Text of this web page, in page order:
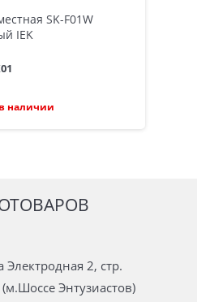
SK-F01W
IEK
в наличии
2, стр.
Энтузиастов)